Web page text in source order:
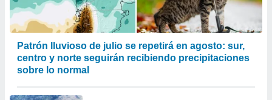
Patrón lluvioso de julio se repetirá en agosto: sur,
centro y norte seguirán recibiendo precipitaciones
sobre lo normal